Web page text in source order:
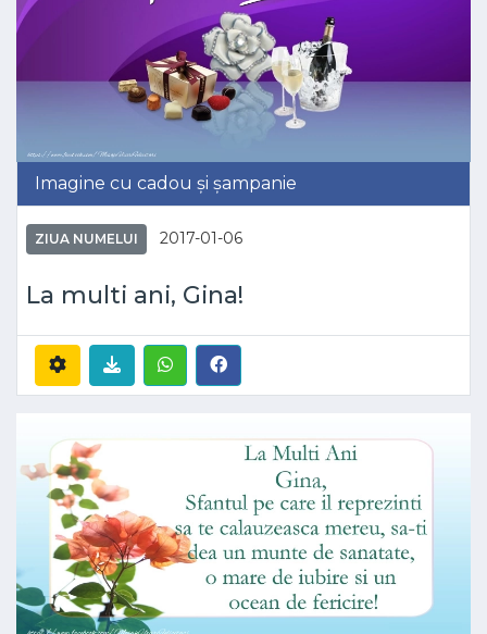
Imagine cu cadou și șampanie
ZIUA NUMELUI 2017-01-06
La multi ani, Gina!